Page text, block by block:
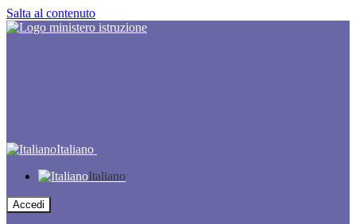
Salta al contenuto
Italiano
Italiano
Accedi